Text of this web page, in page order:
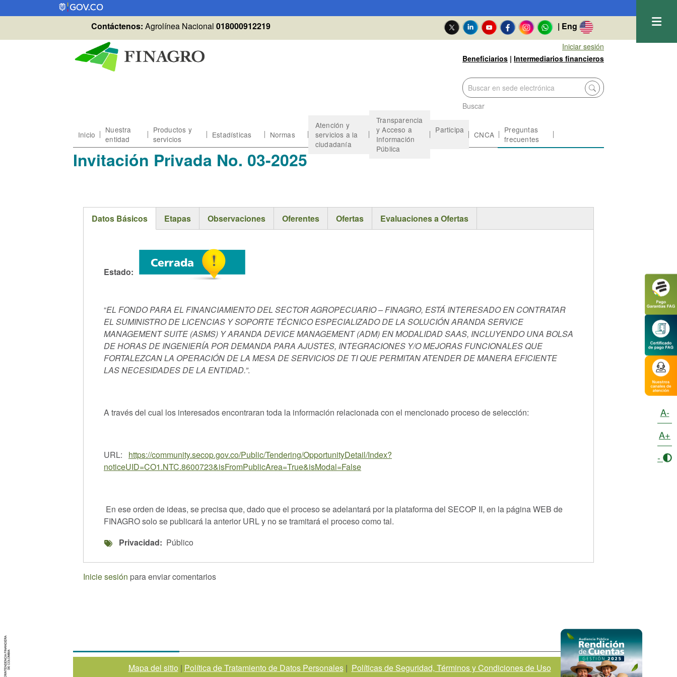
Pasar al contenido principal
Contáctenos: Agrolínea Nacional 018000912219 | Eng
Iniciar sesión
Beneficiarios | Intermediarios financieros
Buscar
Inicio
Nuestra
entidad
Productos y
servicios
Estadísticas Normas
Atención y
servicios a la
ciudadanía
Transparencia
y Acceso a
Información
Pública
Participa CNCA
Preguntas
frecuentes
Invitación Privada No. 03-2025
Datos Básicos
Etapas Observaciones Oferentes Ofertas Evaluaciones a Ofertas
Estado
“EL FONDO PARA EL FINANCIAMIENTO DEL SECTOR AGROPECUARIO – FINAGRO, ESTÁ INTERESADO EN CONTRATAR
EL SUMINISTRO DE LICENCIAS Y SOPORTE TÉCNICO ESPECIALIZADO DE LA SOLUCIÓN ARANDA SERVICE
MANAGEMENT SUITE (ASMS) Y ARANDA DEVICE MANAGEMENT (ADM) EN MODALIDAD SAAS, INCLUYENDO UNA BOLSA
DE HORAS DE INGENIERÍA POR DEMANDA PARA AJUSTES, INTEGRACIONES Y/O MEJORAS FUNCIONALES QUE
FORTALEZCAN LA OPERACIÓN DE LA MESA DE SERVICIOS DE TI QUE PERMITAN ATENDER DE MANERA EFICIENTE
LAS NECESIDADES DE LA ENTIDAD.”.
A través del cual los interesados encontraran toda la información relacionada con el mencionado proceso de selección:
URL: https://community.secop.gov.co/Public/Tendering/OpportunityDetail/Index?
noticeUID=CO1.NTC.8600723&isFromPublicArea=True&isModal=False
En ese orden de ideas, se precisa que, dado que el proceso se adelantará por la plataforma del SECOP II, en la página WEB de
FINAGRO solo se publicará la anterior URL y no se tramitará el proceso como tal.
Privacidad
Público
Inicie sesión para enviar comentarios
Mapa del sitio | Política de Tratamiento de Datos Personales| Políticas de Seguridad, Términos y Condiciones de Uso
A-
A+
-